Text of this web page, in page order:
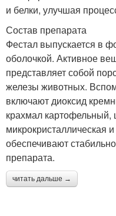
и белки, улучшая
Состав препарата
Фестал выпускается в
оболочкой. Активное
представляет собой
железы животных.
включают диоксид
крахмал картофельный,
микрокристаллическая
обеспечивают
препарата.
читать дальше →